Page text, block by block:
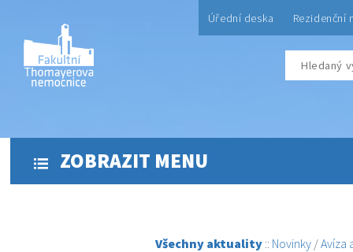
Úřední deska Rezidenční
ZOBRAZIT MENU
Všechny aktuality :: Novinky /Avíza